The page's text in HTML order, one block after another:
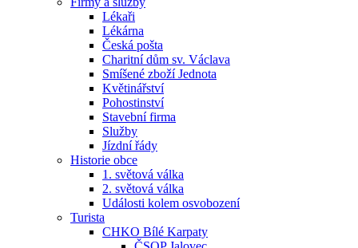
Lékaři
Lékárna
Česká pošta
Charitní dům sv. Václava
Smíšené zboží Jednota
Květinářství
Pohostinství
Stavební firma
Služby
Jízdní řády
Historie obce
1. světová válka
2. světová válka
Události kolem osvobození
Turista
CHKO Bílé Karpaty